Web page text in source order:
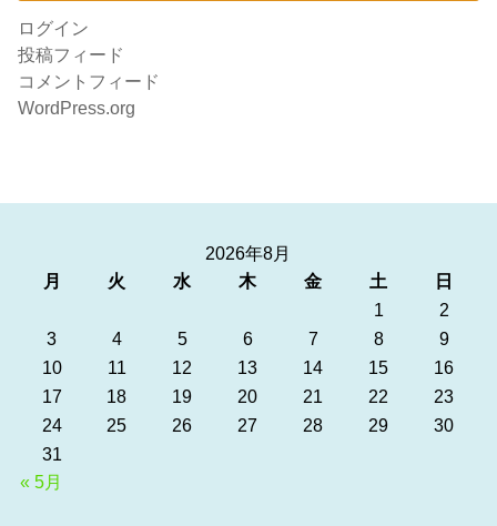
ログイン
投稿フィード
コメントフィード
WordPress.org
2026年8月
月
火 水 木 金 土
日
1
2
3
4 5 6 7 8
9
10
11 12 13 14 15
16
17
18 19 20 21 22
23
24
25 26 27 28 29
30
31
« 5月